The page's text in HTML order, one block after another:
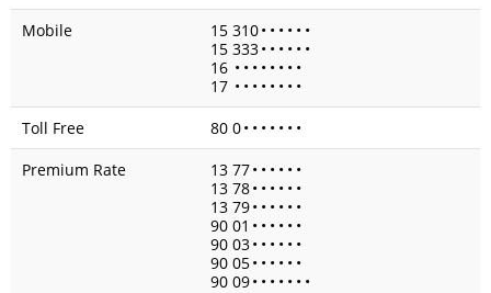
Mobile
15 310• • • • • •
15 333• • • • • •
16 • • • • • • • •
17 • • • • • • • •
Toll Free
80 0• • • • • • •
Premium Rate
13 77• • • • • •
13 78• • • • • •
13 79• • • • • •
90 01 • • • • • •
90 03• • • • • •
90 05• • • • • •
90 09• • • • • • •